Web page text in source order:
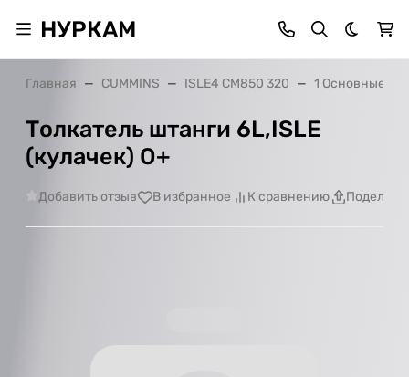
НУРКАМ Темная
Главная CUMMINS ISLE4 CM850 320 1 Основные
Толкатель штанги 6L,ISLE
(кулачек) О+
Добавить отзыв В избранное К сравнению